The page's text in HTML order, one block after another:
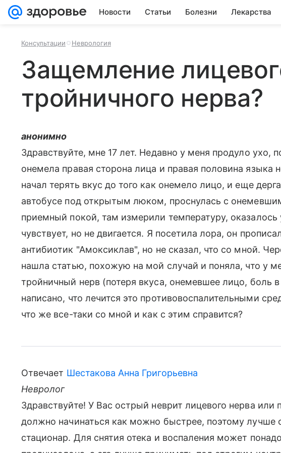
Новости Статьи Болезни Лекарства
Консультации Неврология
Защемление
тройничного нерва?
анонимно
Здравствуйте, мне 17 лет. Недавно у меня продуло ухо,
онемела правая сторона лица и правая половина языка
начал терять вкус до того как онемело лицо, и еще
автобусе под открытым люком, проснулась с
приемный покой, там измерили температуру, оказалось
чувствует, но не двигается. Я посетила лора, он
антибиотик "Амоксиклав", но не сказал, что со мной.
нашла статью, похожую на мой случай и поняла, что у
тройничный нерв (потеря вкуса, онемевшее лицо, боль
написано, что лечится это противовоспалительными
что же все-таки со мной и как с этим справится?
Отвечает Шестакова Анна Григорьевна
Невролог
Здравствуйте! У Вас острый неврит лицевого нерва или
должно начинаться как можно быстрее, поэтому
стационар. Для снятия отека и воспаления может